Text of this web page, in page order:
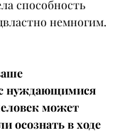
способность
немногим.
нуждающимися
может
осознать в ходе